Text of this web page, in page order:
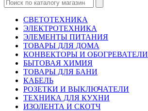
СВЕТОТЕХНИКА
ЭЛЕКТРОТЕХНИКА
ЭЛЕМЕНТЫ ПИТАНИЯ
ТОВАРЫ ДЛЯ ДОМА
КОНВЕКТОРЫ И ОБОГРЕВАТЕЛИ
БЫТОВАЯ ХИМИЯ
ТОВАРЫ ДЛЯ БАНИ
КАБЕЛЬ
РОЗЕТКИ И ВЫКЛЮЧАТЕЛИ
ТЕХНИКА ДЛЯ КУХНИ
ИЗОЛЕНТА И СКОТЧ